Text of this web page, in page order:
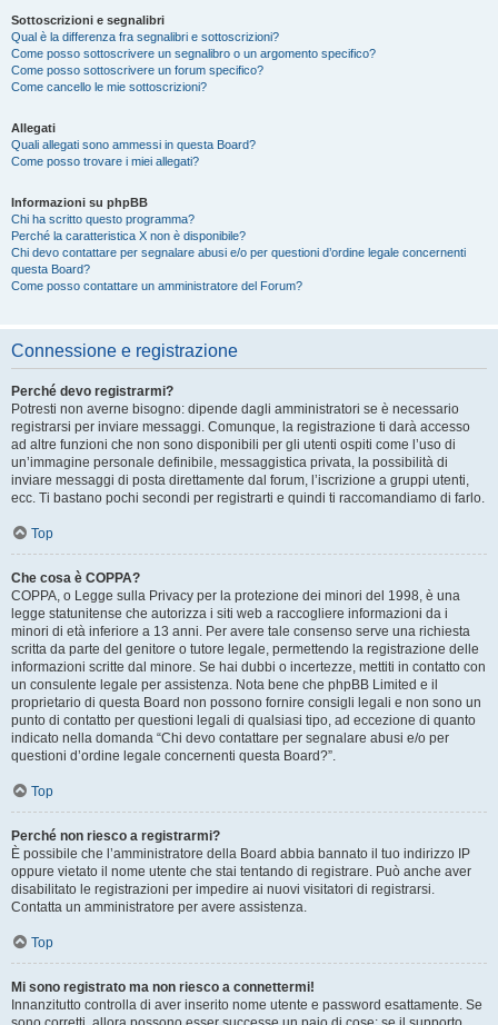
Sottoscrizioni e segnalibri
Qual è la differenza fra segnalibri e sottoscrizioni?
Come posso sottoscrivere un segnalibro o un argomento specifico?
Come posso sottoscrivere un forum specifico?
Come cancello le mie sottoscrizioni?
Allegati
Quali allegati sono ammessi in questa Board?
Come posso trovare i miei allegati?
Informazioni su phpBB
Chi ha scritto questo programma?
Perché la caratteristica X non è disponibile?
Chi devo contattare per segnalare abusi e/o per questioni d’ordine legale concernenti
questa Board?
Come posso contattare un amministratore del Forum?
Connessione e registrazione
Perché devo registrarmi?
Potresti non averne bisogno: dipende dagli amministratori se è necessario
registrarsi per inviare messaggi. Comunque, la registrazione ti darà accesso
ad altre funzioni che non sono disponibili per gli utenti ospiti come l’uso di
un’immagine personale definibile, messaggistica privata, la possibilità di
inviare messaggi di posta direttamente dal forum, l’iscrizione a gruppi utenti,
ecc. Ti bastano pochi secondi per registrarti e quindi ti raccomandiamo di farlo.
Top
Che cosa è COPPA?
COPPA, o Legge sulla Privacy per la protezione dei minori del 1998, è una
legge statunitense che autorizza i siti web a raccogliere informazioni da i
minori di età inferiore a 13 anni. Per avere tale consenso serve una richiesta
scritta da parte del genitore o tutore legale, permettendo la registrazione delle
informazioni scritte dal minore. Se hai dubbi o incertezze, mettiti in contatto con
un consulente legale per assistenza. Nota bene che phpBB Limited e il
proprietario di questa Board non possono fornire consigli legali e non sono un
punto di contatto per questioni legali di qualsiasi tipo, ad eccezione di quanto
indicato nella domanda “Chi devo contattare per segnalare abusi e/o per
questioni d’ordine legale concernenti questa Board?”.
Top
Perché non riesco a registrarmi?
È possibile che l’amministratore della Board abbia bannato il tuo indirizzo IP
oppure vietato il nome utente che stai tentando di registrare. Può anche aver
disabilitato le registrazioni per impedire ai nuovi visitatori di registrarsi.
Contatta un amministratore per avere assistenza.
Top
Mi sono registrato ma non riesco a connettermi!
Innanzitutto controlla di aver inserito nome utente e password esattamente. Se